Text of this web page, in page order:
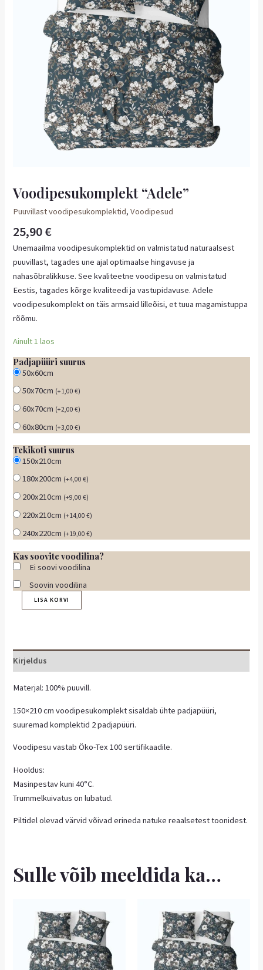
Voodipesukomplekt “Adele”
Puuvillast voodipesukomplektid,Voodipesud
25,90€
Unemaailma voodipesukomplektid on valmistatud naturaalsest
puuvillast, tagades une ajal optimaalse hingavuse ja
nahasõbralikkuse. See kvaliteetne voodipesu on valmistatud
Eestis, tagades kõrge kvaliteedi ja vastupidavuse. Adele
voodipesukomplekt on täis armsaid lilleõisi, et tuua magamistuppa
rõõmu.
Ainult 1 laos
Padjapüüri suurus
50x60cm
50x70cm (+1,00€)
60x70cm (+2,00€)
60x80cm (+3,00€)
Tekikoti suurus
150x210cm
180x200cm (+4,00€)
200x210cm (+9,00€)
220x210cm (+14,00€)
240x220cm (+19,00€)
Kas soovite voodilina?
Ei soovi voodilina
Soovin voodilina
LISA KORVI
Kirjeldus
Materjal: 100% puuvill.
150×210 cm voodipesukomplekt sisaldab ühte padjapüüri,
suuremad komplektid 2 padjapüüri.
Voodipesu vastab Öko-Tex 100 sertifikaadile.
Hooldus:
Masinpestav kuni 40°C.
Trummelkuivatus on lubatud.
Piltidel olevad värvid võivad erineda natuke reaalsetest toonidest.
Sulle võib meeldida ka…
2,55 €
kuni
4,00 €
tootel
on
mitu
varianti.
tootel
on
mitu
varianti.